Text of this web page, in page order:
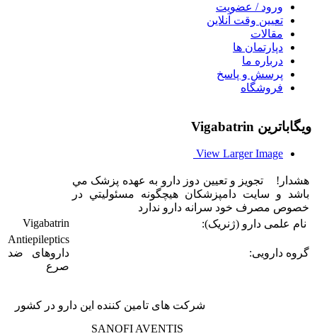
ورود / عضویت
تعیین وقت آنلاین
مقالات
دپارتمان ها
درباره ما
پرسش و پاسخ
فروشگاه
ویگاباترین Vigabatrin
View Larger Image
هشدار! تجويز و تعيين دوز دارو به عهده پزشک مي
باشد و سایت دامپزشکان هيچگونه مسئوليتي در
خصوص مصرف خود سرانه دارو ندارد
نام علمی دارو (ژنریک):
Vigabatrin
گروه دارویی:
Antiepileptics
داروهای ضد
صرع
شرکت های تامین کننده این دارو در کشور
SANOFI AVENTIS